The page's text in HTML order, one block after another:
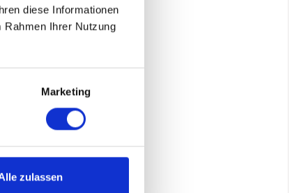
diese Informationen
Rahmen Ihrer Nutzung
Marketing
zulassen